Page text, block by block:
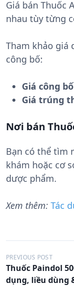
Giá bán Thuốc
nhau tùy từng
Tham khảo giá
công bố:
Giá công
Giá trúng
Nơi bán
Bạn có thể tìm
khám hoặc cơ
dược phẩm.
Xem thêm: Tác
Đ
i
PREVIOUS POST
Thuốc Paindol
dụng, liều dùng